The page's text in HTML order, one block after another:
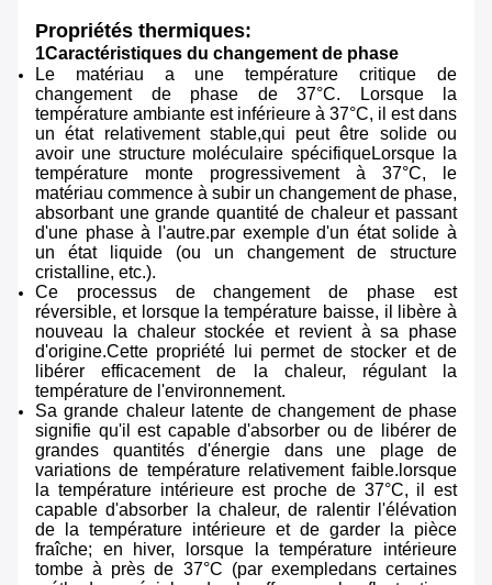
Propriétés thermiques:
1Caractéristiques du changement de phase
Le matériau a une température critique de
changement de phase de 37°C. Lorsque la
température ambiante est inférieure à 37°C, il est dans
un état relativement stable,qui peut être solide ou
avoir une structure moléculaire spécifiqueLorsque la
température monte progressivement à 37°C, le
matériau commence à subir un changement de phase,
absorbant une grande quantité de chaleur et passant
d'une phase à l'autre.par exemple d'un état solide à
un état liquide (ou un changement de structure
cristalline, etc.).
Ce processus de changement de phase est
réversible, et lorsque la température baisse, il libère à
nouveau la chaleur stockée et revient à sa phase
d'origine.Cette propriété lui permet de stocker et de
libérer efficacement de la chaleur, régulant la
température de l'environnement.
Sa grande chaleur latente de changement de phase
signifie qu'il est capable d'absorber ou de libérer de
grandes quantités d'énergie dans une plage de
variations de température relativement faible.lorsque
la température intérieure est proche de 37°C, il est
capable d'absorber la chaleur, de ralentir l'élévation
de la température intérieure et de garder la pièce
fraîche; en hiver, lorsque la température intérieure
tombe à près de 37°C (par exempledans certaines